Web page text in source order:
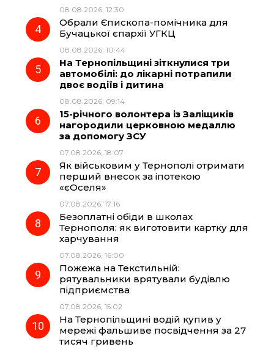
08.08.2026, 12:30
Обрали Єпископа-помічника для
Бучацької єпархії УГКЦ
08.08.2026, 10:44
На Тернопільщині зіткнулися три
автомобілі: до лікарні потрапили
двоє водіїв і дитина
08.08.2026, 09:14
15-річного волонтера із Заліщиків
нагородили церковною медаллю
за допомогу ЗСУ
07.08.2026, 18:07
Як військовим у Тернополі отримати
перший внесок за іпотекою
«єОселя»
07.08.2026, 17:16
Безоплатні обіди в школах
Тернополя: як виготовити картку для
харчування
07.08.2026, 16:00
Пожежа на Текстильній:
рятувальники врятували будівлю
підприємства
07.08.2026, 15:02
На Тернопільщині водій купив у
мережі фальшиве посвідчення за 27
тисяч гривень